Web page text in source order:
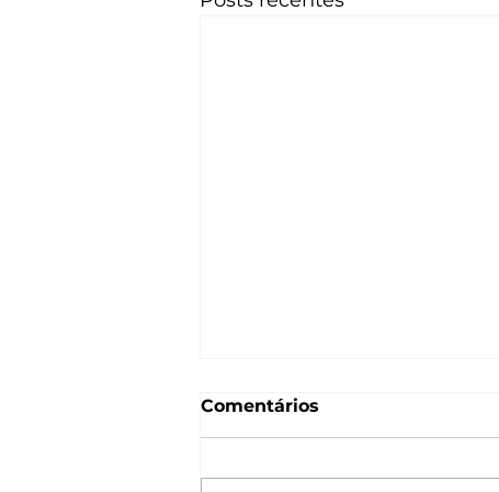
Comentários